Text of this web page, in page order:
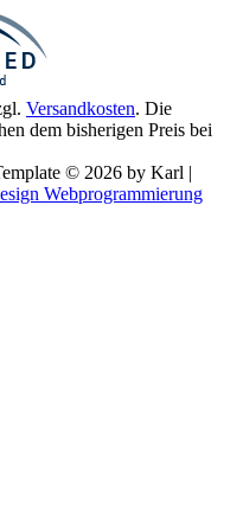
Versandkosten. Die
dem bisherigen Preis bei
© 2026 by Karl |
Webprogrammierung